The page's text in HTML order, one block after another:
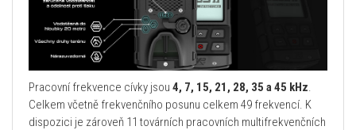
Pracovní frekvence cívky jsou 4, 7, 15, 21, 28, 35 a 45 kHz.
Celkem včetně frekvenčního posunu celkem 49 frekvencí. K
dispozici je zároveň 11 továrních pracovních multifrekvenčních